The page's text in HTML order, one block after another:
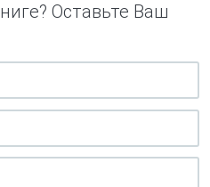
Оставьте Ваш